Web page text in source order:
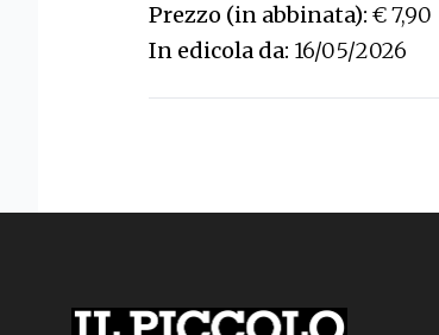
Prezzo (in abbinata): € 7,90
In edicola da: 16/05/2026